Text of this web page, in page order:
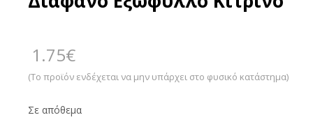
1.75€
(Το προϊόν ενδέχεται να μην υπάρχει στο φυσικό κατάστημα)
Σε απόθεμα